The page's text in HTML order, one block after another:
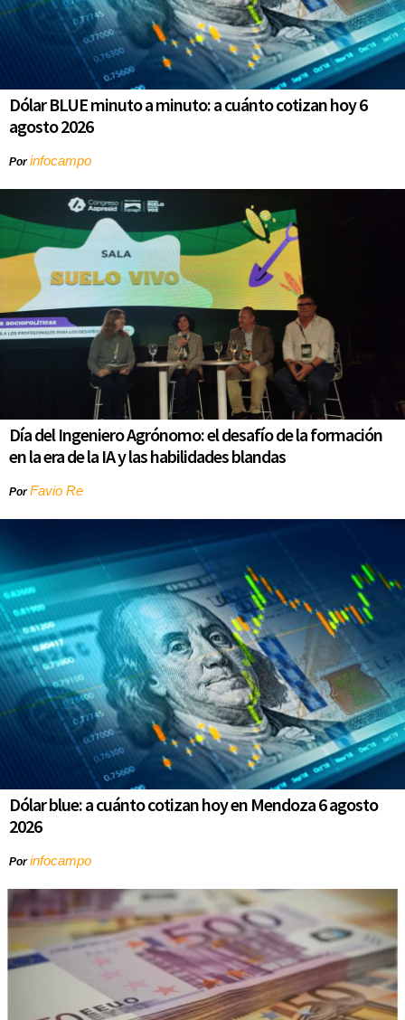
Dólar BLUE minuto a minuto: a cuánto cotizan hoy 6
agosto 2026
Porinfocampo
Día del Ingeniero Agrónomo: el desafío de la formación
en la era de la IA y las habilidades blandas
PorFavio Re
Dólar blue: a cuánto cotizan hoy en Mendoza 6 agosto
2026
Porinfocampo